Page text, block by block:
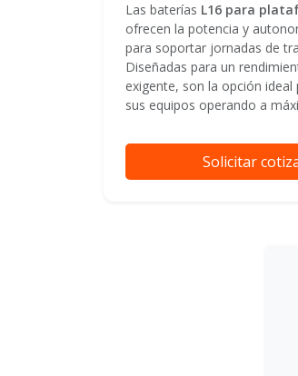
Las baterías L16 para
ofrecen la potencia y
para soportar jornadas de
Diseñadas para un
exigente, son la opción
sus equipos operando a
Solicitar